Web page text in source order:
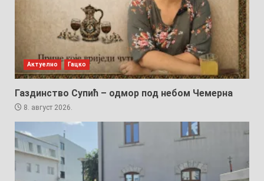
Актуелно Гацко
Газдинство Супић – одмор под небом Чемерна
8. август 2026.